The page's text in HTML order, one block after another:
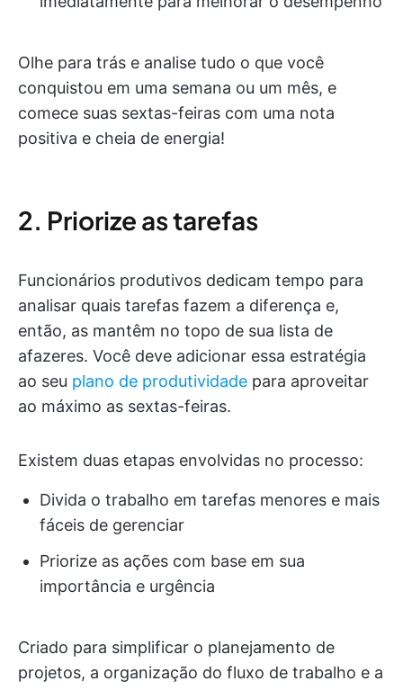
Olhe para trás e analise tudo o que você
conquistou em uma semana ou um mês, e
comece suas sextas-feiras com uma nota
positiva e cheia de energia!
2. Priorize as tarefas
Funcionários produtivos dedicam tempo para
analisar quais tarefas fazem a diferença e,
então, as mantêm no topo de sua lista de
afazeres. Você deve adicionar essa estratégia
ao seu plano de produtividade para aproveitar
ao máximo as sextas-feiras.
Existem duas etapas envolvidas no processo:
Divida o trabalho em tarefas menores e mais
fáceis de gerenciar
Priorize as ações com base em sua
importância e urgência
Criado para simplificar o planejamento de
projetos, a organização do fluxo de trabalho e a